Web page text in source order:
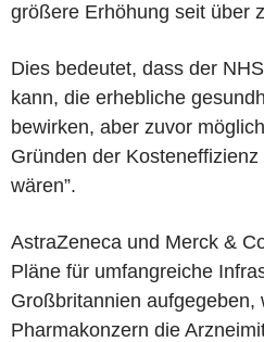
größere Erhöhung seit über
Dies bedeutet, dass der
kann, die erhebliche
bewirken, aber zuvor
Gründen der
wären”.
AstraZeneca und Merck &
Pläne für umfangreiche
Großbritannien aufgegeben,
Pharmakonzern die